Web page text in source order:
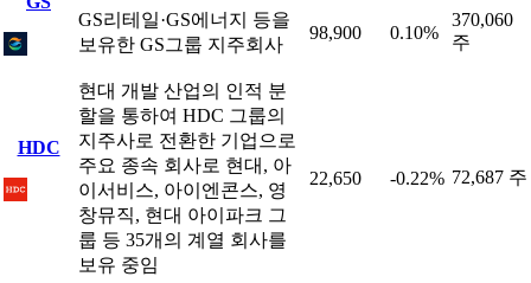
GS리테일·GS에너지 등을
보유한 GS그룹 지주회사
98,900 0.10%
370,060
주
HDC
현대 개발 산업의 인적 분
할을 통하여 HDC 그룹의
지주사로 전환한 기업으로
주요 종속 회사로 현대, 아
이서비스, 아이엔콘스, 영
창뮤직, 현대 아이파크 그
룹 등 35개의 계열 회사를
보유 중임
22,650 -0.22% 72,687 주